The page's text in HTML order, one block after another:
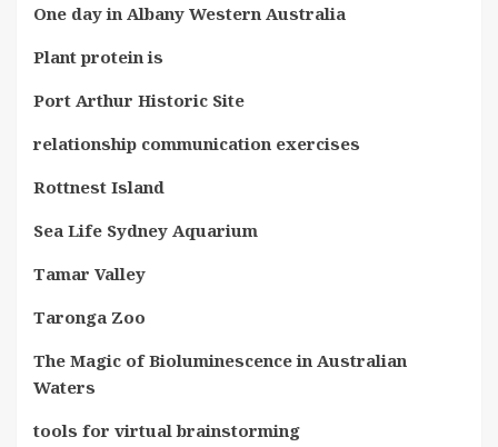
One day in Albany Western Australia
Plant protein is
Port Arthur Historic Site
relationship communication exercises
Rottnest Island
Sea Life Sydney Aquarium
Tamar Valley
Taronga Zoo
The Magic of Bioluminescence in Australian
Waters
tools for virtual brainstorming